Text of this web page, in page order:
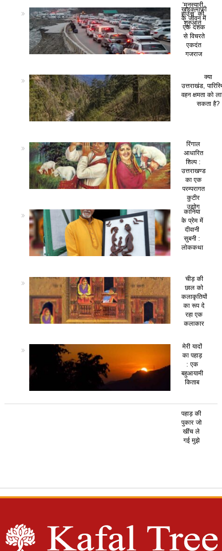
‘मुनस्यारी
हाउस’ की
शुरुआत
खड़कमाफी
के जीवन में
एक दशक
से विचरते
एकदंत
गजराज
क्या
उत्तराखंड,
वहन क्षमता को
सकता है?
रिंगाल
आधारित
शिल्प :
उत्तराखण्ड
का एक
परम्परागत
कुटीर
उद्योग
कानिया
के प्रेम में
दीवानी
सुबनी :
लोककथा
चीड़ की
छाल को
कलाकृतियों
का रूप दे
रहा एक
कलाकार
मेरी यादों
का पहाड़
: एक
बहुआयामी
किताब
पहाड़ की
पुकार जो
खींच ले
गई मुझे